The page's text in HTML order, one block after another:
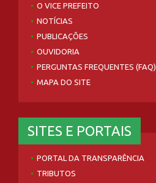
O VICE PREFEITO
NOTÍCIAS
PUBLICAÇÕES
OUVIDORIA
PERGUNTAS FREQUENTES (FAQ)
MAPA DO SITE
SITES E PORTAIS
PORTAL DA TRANSPARÊNCIA
TRIBUTOS